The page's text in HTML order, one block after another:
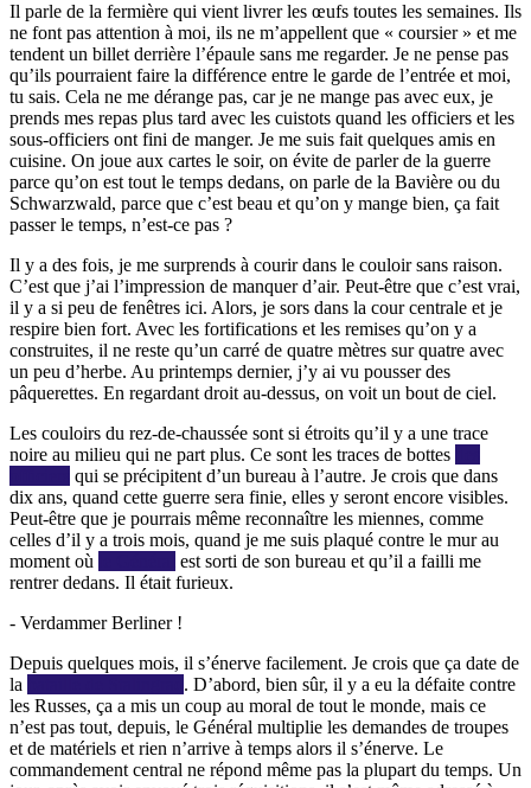
Il parle de la fermière qui vient livrer les œufs toutes les semaines. Ils
ne font pas attention à moi, ils ne m’appellent que « coursier » et me
tendent un billet derrière l’épaule sans me regarder. Je ne pense pas
qu’ils pourraient faire la différence entre le garde de l’entrée et moi,
tu sais. Cela ne me dérange pas, car je ne mange pas avec eux, je
prends mes repas plus tard avec les cuistots quand les officiers et les
sous-officiers ont fini de manger. Je me suis fait quelques amis en
cuisine. On joue aux cartes le soir, on évite de parler de la guerre
parce qu’on est tout le temps dedans, on parle de la Bavière ou du
Schwarzwald, parce que c’est beau et qu’on y mange bien, ça fait
passer le temps, n’est-ce pas ?
Il y a des fois, je me surprends à courir dans le couloir sans raison.
C’est que j’ai l’impression de manquer d’air. Peut-être que c’est vrai,
il y a si peu de fenêtres ici. Alors, je sors dans la cour centrale et je
respire bien fort. Avec les fortifications et les remises qu’on y a
construites, il ne reste qu’un carré de quatre mètres sur quatre avec
un peu d’herbe. Au printemps dernier, j’y ai vu pousser des
pâquerettes. En regardant droit au-dessus, on voit un bout de ciel.
Les couloirs du rez-de-chaussée sont si étroits qu’il y a une trace
noire au milieu qui ne part plus. Ce sont les traces de bottes
qui se précipitent d’un bureau à l’autre. Je crois que dans
dix ans, quand cette guerre sera finie, elles y seront encore visibles.
Peut-être que je pourrais même reconnaître les miennes, comme
celles d’il y a trois mois, quand je me suis plaqué contre le mur au
moment où
est sorti de son bureau et qu’il a failli me
rentrer dedans. Il était furieux.
- Verdammer Berliner !
Depuis quelques mois, il s’énerve facilement. Je crois que ça date de
la
. D’abord, bien sûr, il y a eu la défaite contre
les Russes, ça a mis un coup au moral de tout le monde, mais ce
n’est pas tout, depuis, le Général multiplie les demandes de troupes
et de matériels et rien n’arrive à temps alors il s’énerve. Le
commandement central ne répond même pas la plupart du temps. Un